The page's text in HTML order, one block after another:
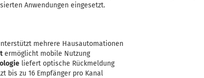
Anwendungen eingesetzt.
mehrere Hausautomationen
ermöglicht mobile Nutzung
liefert optische Rückmeldung
bis zu 16 Empfänger pro Kanal